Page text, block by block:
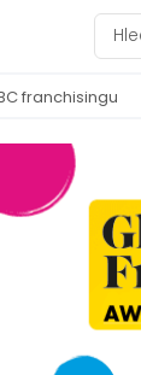
franchisingu